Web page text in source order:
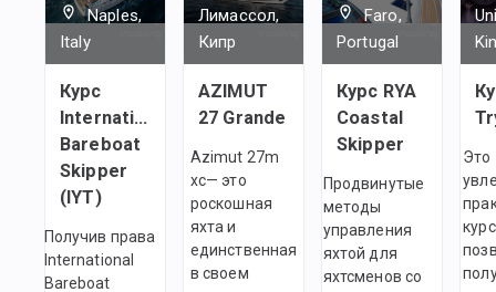
Naples,
Italy
Курс
International
Bareboat
Skipper
(IYT)
Получив права
International
Bareboat
Лимассол,
Кипр
AZIMUT
27 Grande
Azimut 27m
xc— это
роскошная
яхта и
единственная
в своем
Faro,
Portugal
Курс RYA
Coastal
Skipper
Продвинутые
методы
управления
яхтой для
яхтсменов со
Это